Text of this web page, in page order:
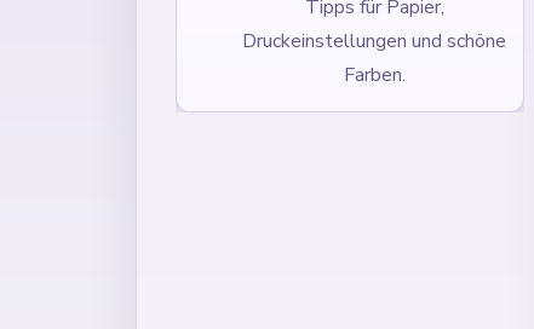
Tipps für Papier,
Druckeinstellungen und schöne
Farben.